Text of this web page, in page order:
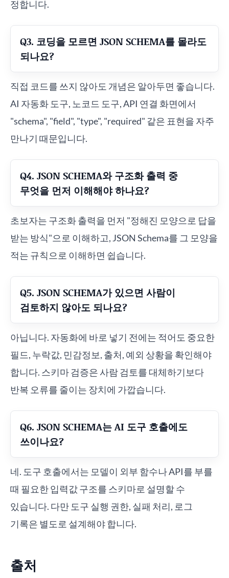
정합니다.
Q3. 코딩을 모르면 JSON SCHEMA를 몰라도
되나요?
직접 코드를 쓰지 않아도 개념은 알아두면 좋습니다.
AI 자동화 도구, 노코드 도구, API 연결 화면에서
"schema", "field", "type", "required" 같은 표현을 자주
만나기 때문입니다.
Q4. JSON SCHEMA와 구조화 출력 중
무엇을 먼저 이해해야 하나요?
초보자는 구조화 출력을 먼저 "정해진 모양으로 답을
받는 방식"으로 이해하고, JSON Schema를 그 모양을
적는 규칙으로 이해하면 쉽습니다.
Q5. JSON SCHEMA가 있으면 사람이
검토하지 않아도 되나요?
아닙니다. 자동화에 바로 넣기 전에는 적어도 중요한
필드, 누락값, 민감정보, 출처, 예외 상황을 확인해야
합니다. 스키마 검증은 사람 검토를 대체하기보다
반복 오류를 줄이는 장치에 가깝습니다.
Q6. JSON SCHEMA는 AI 도구 호출에도
쓰이나요?
네. 도구 호출에서는 모델이 외부 함수나 API를 부를
때 필요한 입력값 구조를 스키마로 설명할 수
있습니다. 다만 도구 실행 권한, 실패 처리, 로그
기록은 별도로 설계해야 합니다.
출처